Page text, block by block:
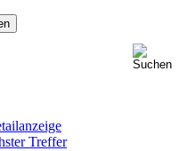
Treffer